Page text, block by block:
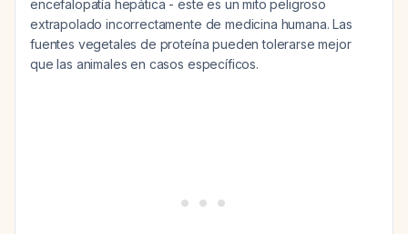
encefalopatía hepática - este es un mito peligroso
extrapolado incorrectamente de medicina humana. Las
fuentes vegetales de proteína pueden tolerarse mejor
que las animales en casos específicos.